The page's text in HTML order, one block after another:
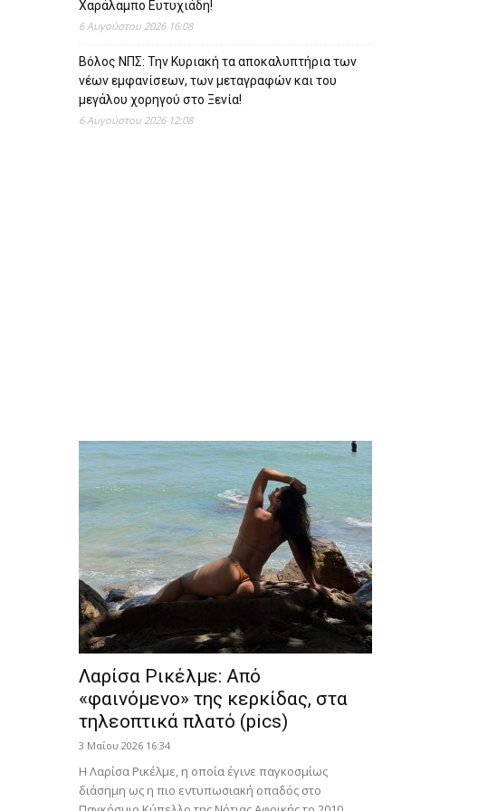
Χαράλαμπο Ευτυχιάδη!
6 Αυγούστου 2026 16:08
Βόλος ΝΠΣ: Την Κυριακή τα αποκαλυπτήρια των
νέων εμφανίσεων, των μεταγραφών και του
μεγάλου χορηγού στο Ξενία!
6 Αυγούστου 2026 12:08
Λαρίσα Ρικέλμε: Από
«φαινόμενο» της κερκίδας, στα
τηλεοπτικά πλατό (pics)
3 Μαΐου 2026 16:34
Η Λαρίσα Ρικέλμε, η οποία έγινε παγκοσμίως
διάσημη ως η πιο εντυπωσιακή οπαδός στο